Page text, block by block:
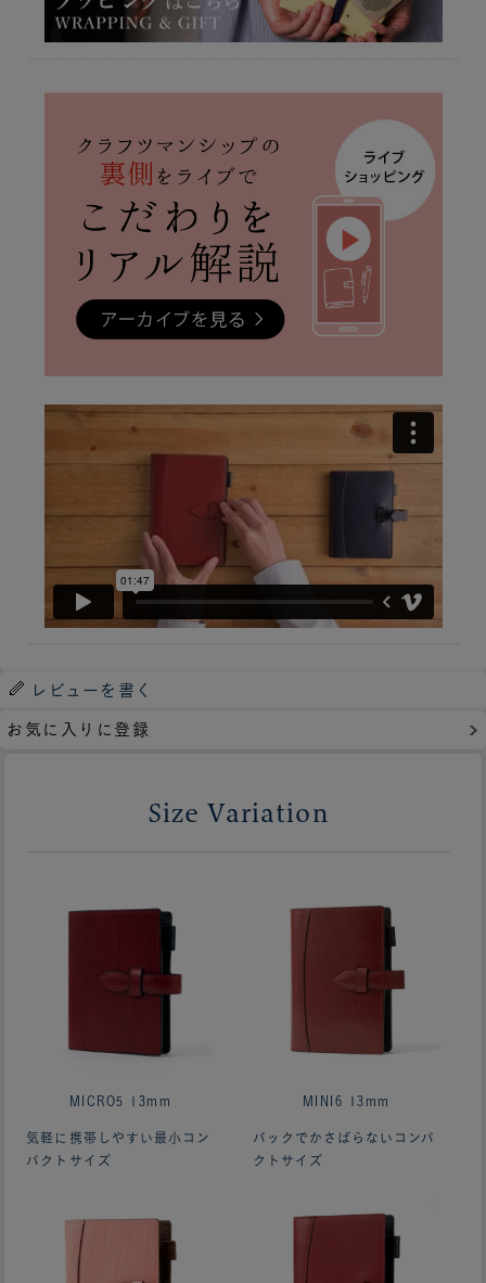
レビューを書く
お気に入りに登録
Size Variation
MICRO5 13mm
気軽に携帯しやすい最小コン
パクトサイズ
MINI6 13mm
バックでかさばらないコンパ
クトサイズ